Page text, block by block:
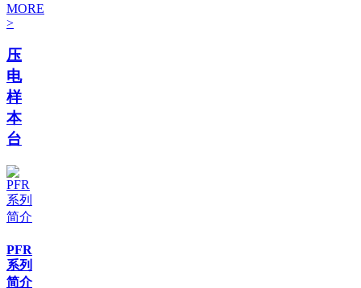
MORE
>
压
电
样
本
台
PFR
系列
简介